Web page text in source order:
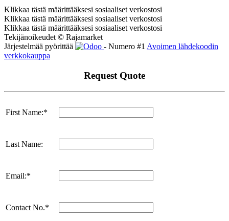
Klikkaa tästä määrittääksesi sosiaaliset verkostosi
Klikkaa tästä määrittääksesi sosiaaliset verkostosi
Klikkaa tästä määrittääksesi sosiaaliset verkostosi
Tekijänoikeudet © Rajamarket
Järjestelmää pyörittää
- Numero #1 Avoimen lähdekoodin
verkkokauppa
Request Quote
First Name:*
Last Name:
Email:*
Contact No.*